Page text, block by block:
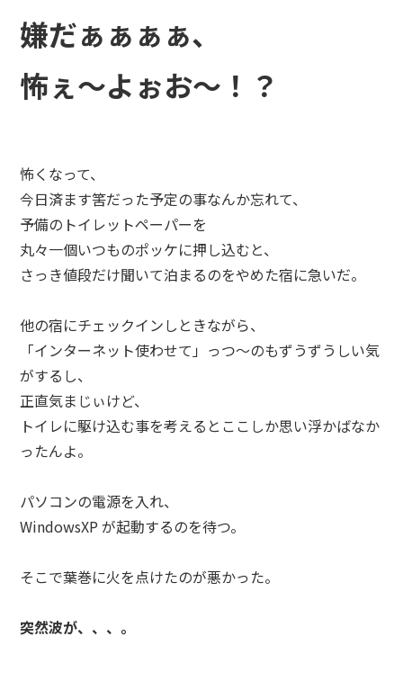
嫌だぁぁぁぁ、
怖ぇ～よぉお～！？
怖くなって、
今日済ます筈だった予定の事なんか忘れて、
予備のトイレットペーパーを
丸々一個いつものポッケに押し込むと、
さっき値段だけ聞いて泊まるのをやめた宿に急いだ。
他の宿にチェックインしときながら、
「インターネット使わせて」っつ～のもずうずうしい気
がするし、
正直気まじぃけど、
トイレに駆け込む事を考えるとここしか思い浮かばなか
ったんよ。
パソコンの電源を入れ、
WindowsXP が起動するのを待つ。
そこで葉巻に火を点けたのが悪かった。
突然波が、、、。